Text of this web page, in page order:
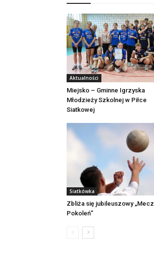
Aktualności
Miejsko – Gminne Igrzyska
Młodzieży Szkolnej w Piłce
Siatkowej
Siatkówka
Zbliża się jubileuszowy „Mecz
Pokoleń”